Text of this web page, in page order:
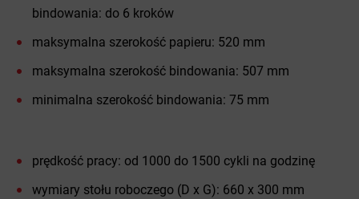
bindowania: do 6 kroków
maksymalna szerokość papieru: 520 mm
maksymalna szerokość bindowania: 507 mm
minimalna szerokość bindowania: 75 mm
prędkość pracy: od 1000 do 1500 cykli na godzinę
wymiary stołu roboczego (D x G): 660 x 300 mm